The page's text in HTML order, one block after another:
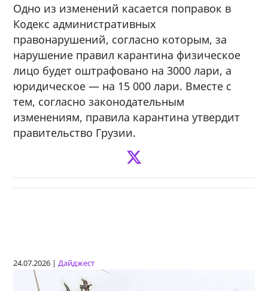
Одно из изменений касается поправок в
Кодекс административных
правонарушений, согласно которым, за
нарушение правил карантина физическое
лицо будет оштрафовано на 3000 лари, а
юридическое — на 15 000 лари. Вместе с
тем, согласно законодательным
изменениям, правила карантина утвердит
правительство Грузии.
24.07.2026 |Дайджест